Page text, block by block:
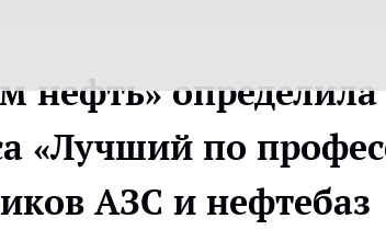
нефть»
«Лучший по
АЗС и нефтебаз